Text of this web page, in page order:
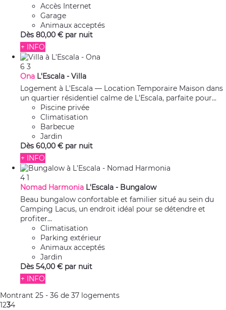
Accès Internet
Garage
Animaux acceptés
Dès 80,00 € par nuit
+ INFO
6 3
Ona L'Escala - Villa
Logement à L'Escala — Location Temporaire Maison dans
un quartier résidentiel calme de L'Escala, parfaite pour...
Piscine privée
Climatisation
Barbecue
Jardin
Dès 60,00 € par nuit
+ INFO
4 1
Nomad Harmonia L'Escala - Bungalow
Beau bungalow confortable et familier situé au sein du
Camping Lacus, un endroit idéal pour se détendre et
profiter...
Climatisation
Parking extérieur
Animaux acceptés
Jardin
Dès 54,00 € par nuit
+ INFO
Montrant 25 - 36 de 37 logements
1234